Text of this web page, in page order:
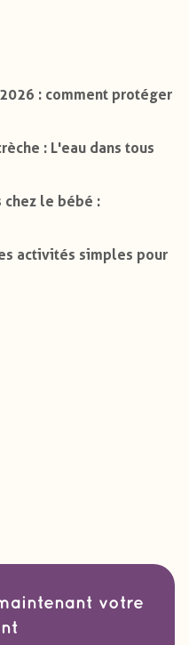
: comment protéger
: L'eau dans tous
chez le bébé :
activités simples pour
votre